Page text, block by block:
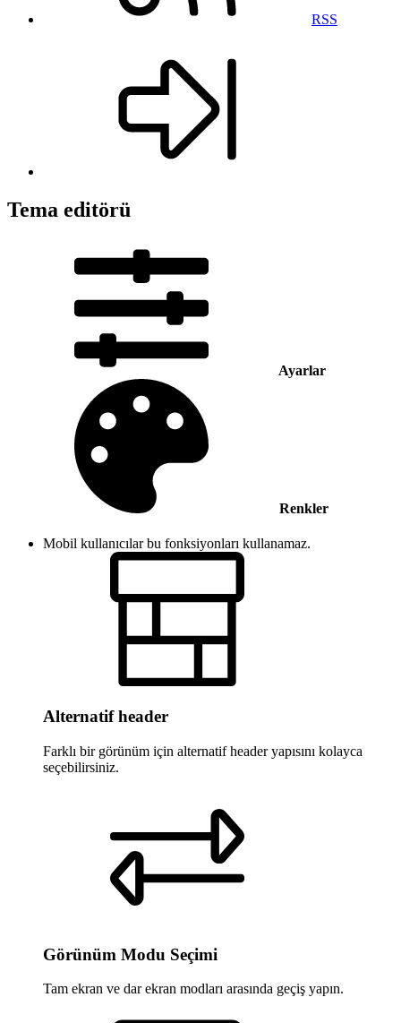
RSS
Tema editörü
Ayarlar
Renkler
Mobil kullanıcılar bu fonksiyonları kullanamaz.
Alternatif header
Farklı bir görünüm için alternatif header yapısını kolayca
seçebilirsiniz.
Görünüm Modu Seçimi
Tam ekran ve dar ekran modları arasında geçiş yapın.